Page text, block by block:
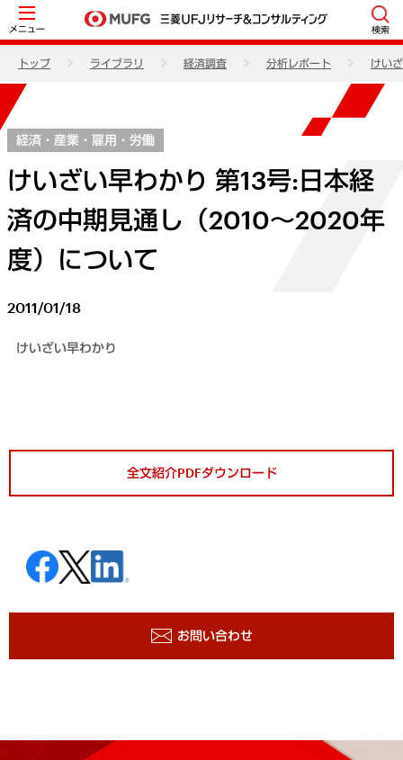
メニュー 検索
トップ ライブラリ 経済調査 分析レポート けい
経済・産業・雇用・労働
けいざい早わかり 第13号:日本経
済の中期見通し（2010～2020年
度）について
2011/01/18
けいざい早わかり
全文紹介PDFダウンロード
お問い合わせ